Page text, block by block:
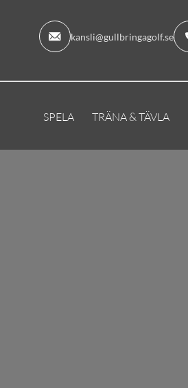
kansli@gullbringagolf.se
SPELA TRÄNA & TÄVLA